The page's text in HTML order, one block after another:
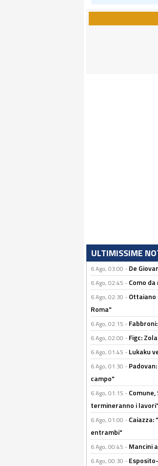
ULTIMISSIME
6 Ago, 03:00 - De
6 Ago, 02:45 - Como
6 Ago, 02:30 - Ottaiano
Roma"
6 Ago, 02:15 -
6 Ago, 02:00 - Figc:
6 Ago, 01:45 - Lukaku
6 Ago, 01:30 -
campo"
6 Ago, 01:15 -
termineranno i lavori"
6 Ago, 01:00 - Caiazza:
entrambi"
6 Ago, 00:45 - Mancini
6 Ago, 00:30 -